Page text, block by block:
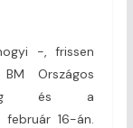
-, frissen
Országos
és a
16-án.